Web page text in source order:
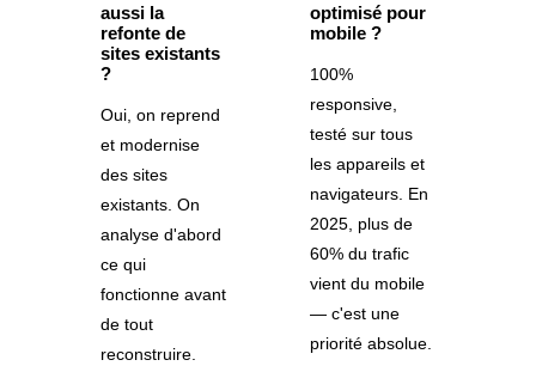
aussi la
refonte de
sites existants
?
Oui, on reprend
et modernise
des sites
existants. On
analyse d'abord
ce qui
fonctionne avant
de tout
reconstruire.
optimisé pour
mobile ?
100%
responsive,
testé sur tous
les appareils et
navigateurs. En
2025, plus de
60% du trafic
vient du mobile
— c'est une
priorité absolue.